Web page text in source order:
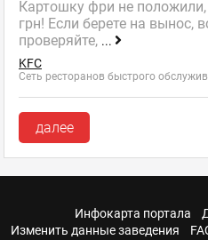
Картошку фри не
грн! Если берете на вынос,
проверяйте, ...
KFC
Сеть ресторанов быстрого
далее
Инфокарта портала
Изменить данные заведения